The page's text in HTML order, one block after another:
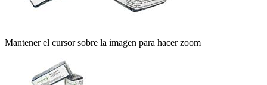
Mantener el cursor sobre la imagen para hacer zoom